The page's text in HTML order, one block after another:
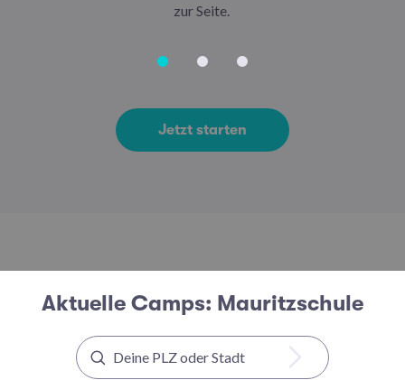
zur Seite.
Jetzt starten
Aktuelle Camps: Mauritzschule